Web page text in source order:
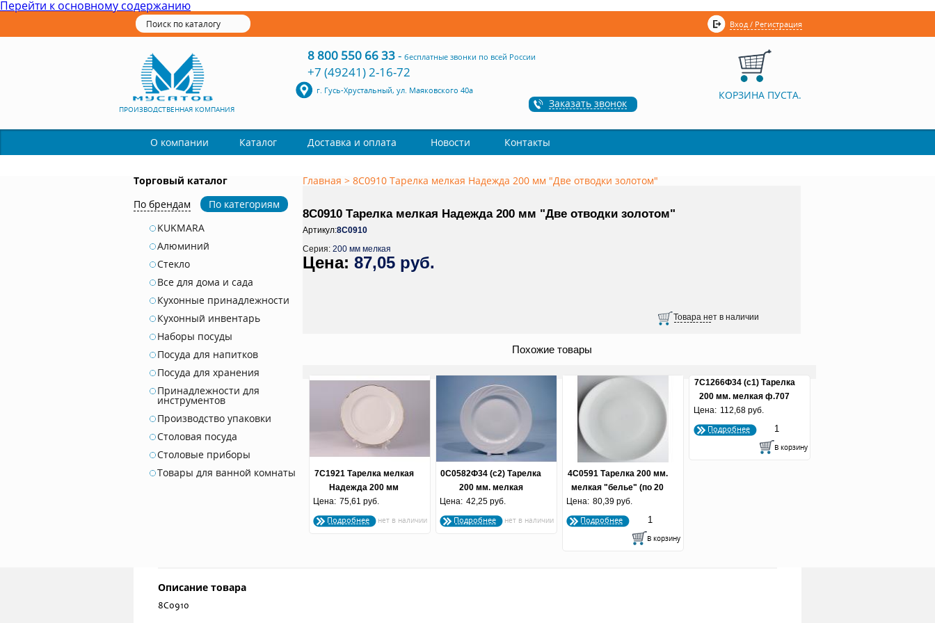
Перейти к основному содержанию
Вход / Регистрация
ПРОИЗВОДСТВЕННАЯ КОМПАНИЯ
8 800 550 66 33- бесплатные звонки по всей России
+7 (49241) 2-16-72
г. Гусь-Хрустальный, ул. Маяковского 40а
Заказать звонок
КОРЗИНА ПУСТА.
О компании Каталог Доставка и оплата Новости Контакты
Торговый каталог
По брендам
По категориям
KUKMARA
Алюминий
Стекло
Все для дома и сада
Кухонные принадлежности
Кухонный инвентарь
Наборы посуды
Посуда для напитков
Посуда для хранения
Принадлежности для
инструментов
Производство упаковки
Столовая посуда
Столовые приборы
Товары для ванной комнаты
Главная > 8С0910 Тарелка мелкая Надежда 200 мм "Две отводки золотом"
8С0910 Тарелка мелкая Надежда 200 мм "Две отводки золотом"
Артикул:8С0910
Серия: 200 мм мелкая
87,05 руб.
Похожие товары
7С1921 Тарелка мелкая
Надежда 200 мм
"Заводной край
золотом"
Цена: 75,61 руб.
Подробнее
0С0582Ф34 (с2) Тарелка
200 мм. мелкая
"голубка" "белье"
Цена: 42,25 руб.
Подробнее
4С0591 Тарелка 200 мм.
мелкая "белье" (по 20
шт.)
Цена: 80,39 руб.
Подробнее
7С1266Ф34 (с1) Тарелка
200 мм. мелкая ф.707
заводной край
Цена: 112,68 руб.
Подробнее
Описание товара
8С0910